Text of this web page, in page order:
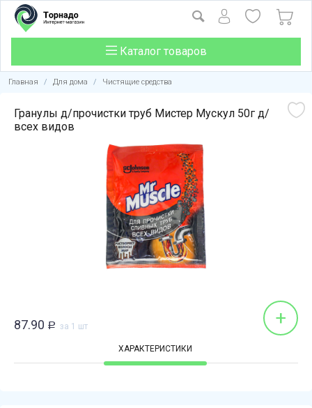
Каталог товаров
Главная / Для дома / Чистящие средства
Гранулы д/прочистки труб Мистер Мускул 50г д/
всех видов
87.90 Р за 1 шт +
ХАРАКТЕРИСТИКИ